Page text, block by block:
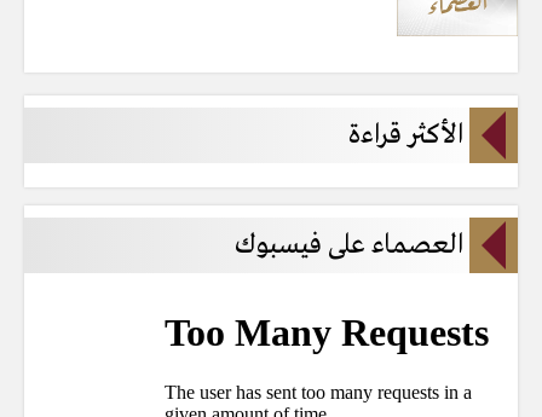
الأكثر قراءة
العصماء على فيسبوك